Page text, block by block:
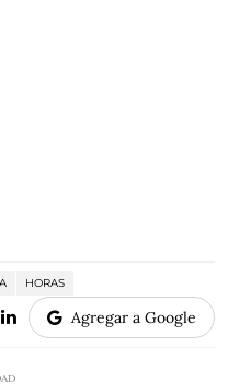
HORAS
Agregar a Google